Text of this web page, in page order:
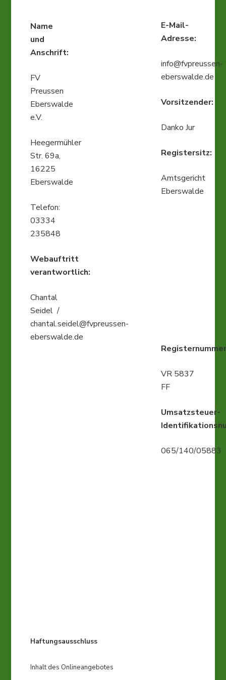
Name
und
Anschrift:
FV
Preussen
Eberswalde
e.V.
Heegermühler
Str. 69a,
16225
Eberswalde
Telefon:
03334
235848
Webauftritt
verantwortlich:
Chantal
Seidel /
chantal.seidel@fvpreussen-
eberswalde.de
E-Mail-
Adresse:
info@fvpreussen-
eberswalde.de
Vorsitzender:
Danko Jur
Registersitz:
Amtsgericht
Eberswalde
VR 5837
FF
Umsatzsteuer-
065/140/05883
Haftungsausschluss
Inhalt des Onlineangebotes